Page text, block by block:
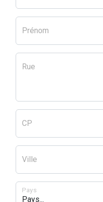
Prénom
Rue
CP
Ville
Pays